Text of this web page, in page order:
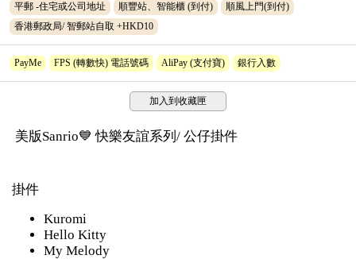
平郵 -住宅或公司地址 順豐站、智能櫃 (到付)
順風上門(到付)
香港郵政局/ 智郵站自取 +HKD10
PayMe FPS (轉數快) 電話號碼 AliPay (支付寶) 銀行入數
加入到收藏匣
美版Sanrio💙 快樂友誼系列/ 公仔掛件
掛件
Kuromi
Hello Kitty
My Melody